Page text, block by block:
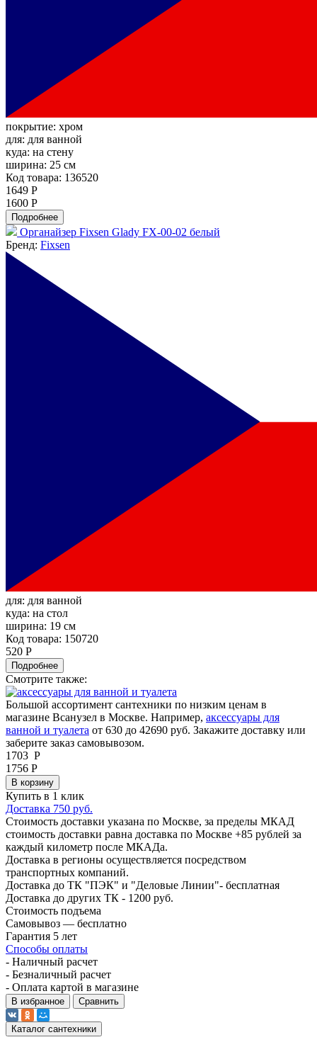
покрытие: хром
для: для ванной
куда: на стену
ширина: 25 см
Код товара: 136520
1649 Р
1600 Р
Подробнее
Органайзер Fixsen Glady FX-00-02 белый
Бренд: Fixsen
для: для ванной
куда: на стол
ширина: 19 см
Код товара: 150720
520 Р
Подробнее
Смотрите также:
Большой ассортимент сантехники по низким ценам в
магазине Всанузел в Москве. Например, аксессуары для
ванной и туалета от 630 до 42690 руб. Закажите доставку или
заберите заказ самовывозом.
1703 Р
1756 Р
В корзину
Купить в 1 клик
Доставка 750 руб.
Стоимость доставки указана по Москве, за пределы МКАД
стоимость доставки равна доставка по Москве +85 рублей за
каждый километр после МКАДа.
Доставка в регионы осуществляется посредством
транспортных компаний.
Доставка до ТК "ПЭК" и "Деловые Линии"- бесплатная
Доставка до других ТК - 1200 руб.
Стоимость подъема
Самовывоз — бесплатно
Гарантия 5 лет
Способы оплаты
- Наличный расчет
- Безналичный расчет
- Оплата картой в магазине
В избранное Сравнить
Каталог сантехники